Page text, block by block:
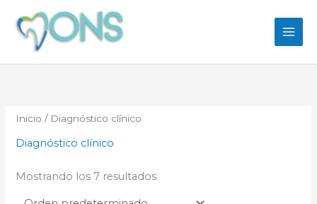
contenido
Inicio / Diagnóstico clínico
Diagnóstico clínico
Mostrando los 7 resultados